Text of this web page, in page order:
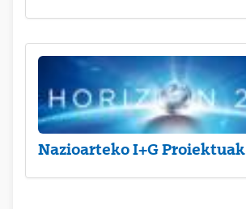
Nazioarteko I+G Proiektuak